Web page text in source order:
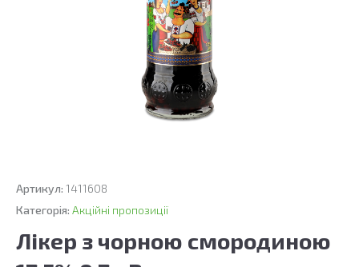
Артикул: 1411608
Категорія: Акційні пропозиції
Лікер з чорною смородиною